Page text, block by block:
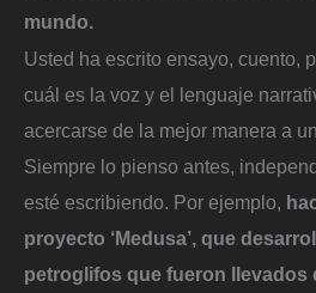
mundo.
Usted ha escrito ensayo, cuento,
cuál es la voz y el lenguaje
acercarse de la mejor manera a
Siempre lo pienso antes,
esté escribiendo. Por ejemplo,
proyecto ‘Medusa’, que
petroglifos que fueron llevados